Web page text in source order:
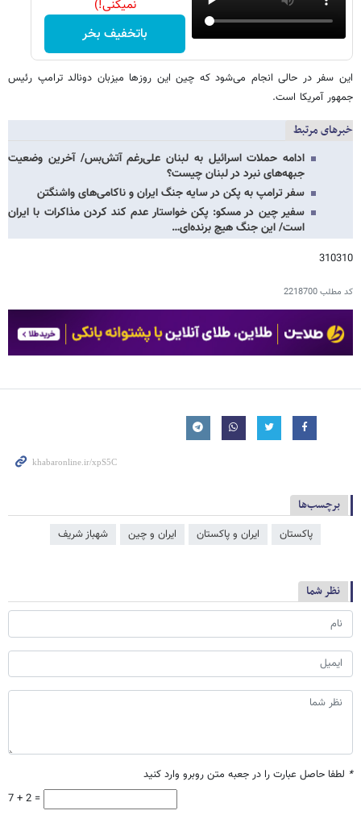
نمیکنی!)
باتخفیف بخر
​این سفر در حالی انجام می‌شود که چین این روزها میزبان دونالد ترامپ رئیس
جمهور آمریکا است.
خبرهای مرتبط
ادامه حملات اسرائیل به لبنان علی‌رغم آتش‌بس/ آخرین وضعیت
جبهه‌های نبرد در لبنان چیست؟
سفر ترامپ به پکن در سایه جنگ ایران و ناکامی‌های واشنگتن
سفیر چین در مسکو: پکن خواستار عدم کند کردن مذاکرات با ایران
است/ این جنگ هیچ برنده‌ای…
310310
کد مطلب2218700
برچسب‌ها
پاکستان ایران و پاکستان ایران و چین شهباز شریف
نظر شما
* لطفا حاصل عبارت را در جعبه متن روبرو وارد کنید
7 + 2 =